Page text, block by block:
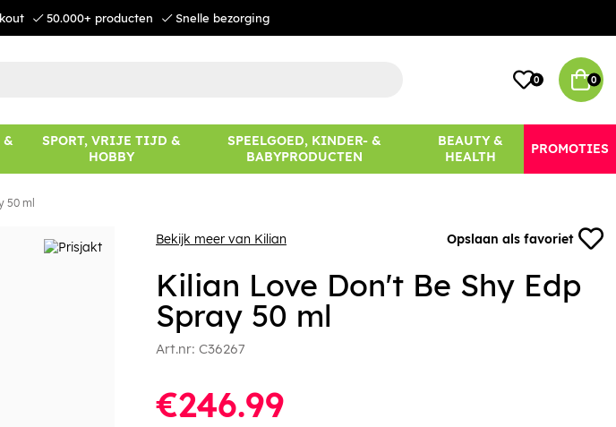
50.000+ producten Snelle bezorging
0 0
&
SPORT, VRIJE TIJD &
HOBBY
SPEELGOED, KINDER- &
BABYPRODUCTEN
BEAUTY &
HEALTH
PROMOTIES
50 ml
Bekijk meer van Kilian Opslaan als favoriet
Kilian Love Don't Be Shy Edp
Spray 50 ml
Art.nr: C36267
€246.99